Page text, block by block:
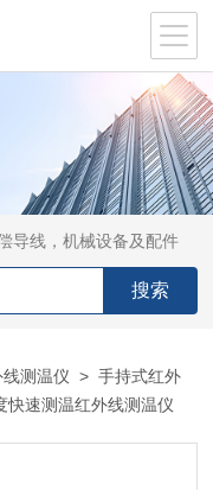
导线，机械设备及配件
线测温仪 >手持式红外
速测温红外线测温仪